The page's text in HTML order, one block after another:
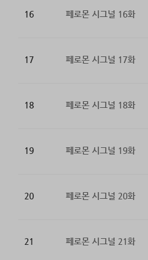
16 페로몬 시그널 16화
17 페로몬 시그널 17화
18 페로몬 시그널 18화
19 페로몬 시그널 19화
20 페로몬 시그널 20화
21 페로몬 시그널 21화